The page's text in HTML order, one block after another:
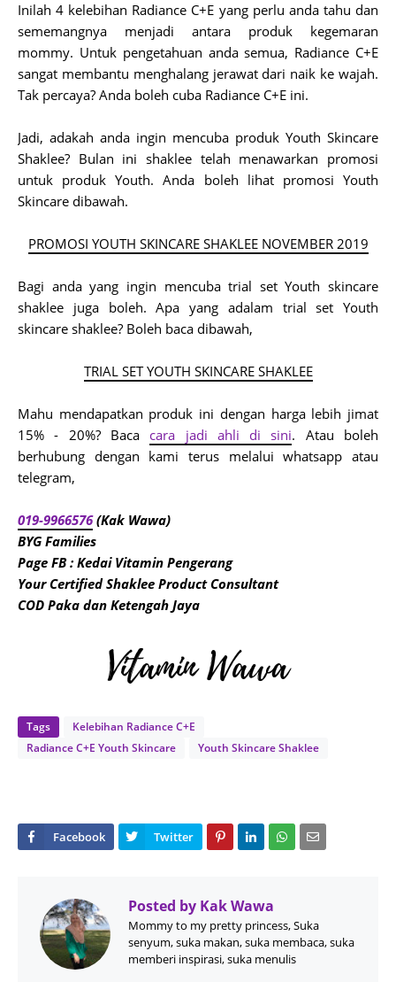
Inilah 4 kelebihan Radiance C+E yang perlu anda tahu dan
sememangnya menjadi antara produk kegemaran
mommy. Untuk pengetahuan anda semua, Radiance C+E
sangat membantu menghalang jerawat dari naik ke wajah.
Tak percaya? Anda boleh cuba Radiance C+E ini.
Jadi, adakah anda ingin mencuba produk Youth Skincare
Shaklee? Bulan ini shaklee telah menawarkan promosi
untuk produk Youth. Anda boleh lihat promosi Youth
Skincare dibawah.
PROMOSI YOUTH SKINCARE SHAKLEE NOVEMBER 2019
Bagi anda yang ingin mencuba trial set Youth skincare
shaklee juga boleh. Apa yang adalam trial set Youth
skincare shaklee? Boleh baca dibawah,
TRIAL SET YOUTH SKINCARE SHAKLEE
Mahu mendapatkan produk ini dengan harga lebih jimat
15% - 20%? Baca cara jadi ahli di sini. Atau boleh
berhubung dengan kami terus melalui whatsapp atau
telegram,
019-9966576(Kak Wawa)
BYG Families
Page FB : Kedai Vitamin Pengerang
Your Certified Shaklee Product Consultant
COD Paka dan Ketengah Jaya
Tags
Kelebihan Radiance C+E
Radiance C+E Youth Skincare
Youth Skincare Shaklee
Posted by Kak Wawa
Mommy to my pretty princess, Suka
senyum, suka makan, suka membaca, suka
memberi inspirasi, suka menulis